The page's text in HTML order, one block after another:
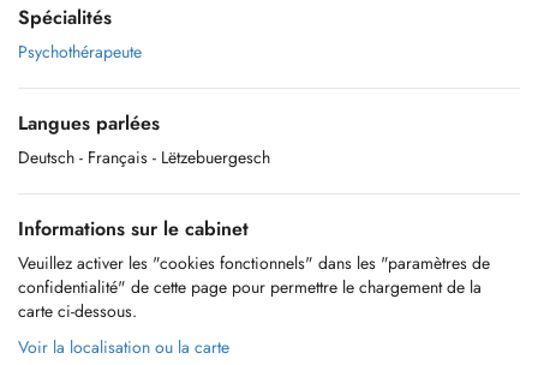
Spécialités
Psychothérapeute
Langues parlées
Deutsch - Français - Lëtzebuergesch
Informations sur le cabinet
Veuillez activer les "cookies fonctionnels" dans les "paramètres de
confidentialité" de cette page pour permettre le chargement de la
carte ci-dessous.
Voir la localisation ou la carte